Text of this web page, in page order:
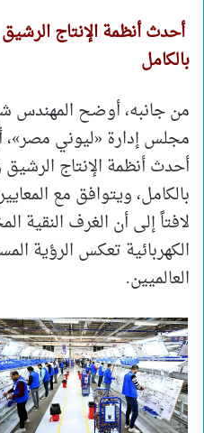
أحدث أنظمة الإنتاج
بالكامل
من جانبه، أوضح المهندس
مجلس إدارة «ليوني مصر»،
أحدث أنظمة الإنتاج
بالكامل، ويتوافق مع
لافتاً إلى أن الغرف النقية
الكهربائية تعكس الرؤية
العالميين.